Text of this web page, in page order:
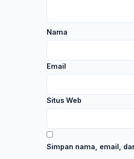
Nama
Email
Situs Web
Simpan nama, email,